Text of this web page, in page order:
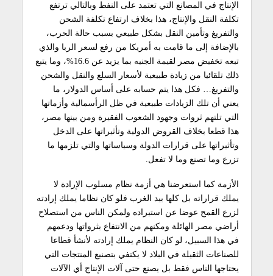
الإنتاج في المصانع التي تعتمد على النفط وبالتالي ترتفع
تكلفة النقل والإنتاج، هذا بخلاف ارتفاع تكلفة الشحن
والتفريغ وتأمين النقل بشكل طبيعي بسبب حالة الحرب،
بالإضافة إلى ما قامت به أمريكا من رفع لسعر الربا والذي
تبعه تخفيض مصر لقيمة الجنيه بما يزيد عن 16.6%، وما يتبع
ذلك تلقائيا من زيادة طبيعية لأسعار السلع والنقل والشحن
والتفريغ… فكل هذا يتم حسابه على أساس الدولار، ما
يعني أن تلك الزيادات طبيعية في ظل الرأسمالية وأزماتها
التي تلتهم ثروات وجهود الشعوب الفقيرة ومن بينها مصر،
هذا قطعا بخلاف القروض الدولية وتأثيراتها على الدخل
وتأثيراتها على قرارات الدولة وسياساتها والتي تلزمها ما
تزرع وما تصنع وما لا تفعل.
الأزمة كما استعرضنا هي أزمة نظام مسلوب الإرادة لا
يملك قراراته بل كلها بيد الغرب فلو كان نظاما يملك إرادته
لزرع القمح عوضا عن استيراده ولمكن الناس من استصلاح
أراضي مصر الهائلة ومكنهم من الانتفاع بثرواتها ودعمهم
في هذا السبيل، لو كان النظام يملك إرادته لأنشأ قطاعا
للصناعات الثقيلة في البلاد لا يكتفي بتصنيع المنتجات التي
يحتاجها الناس فقط بل يصنع حتى آلات الإنتاج أي الآلات